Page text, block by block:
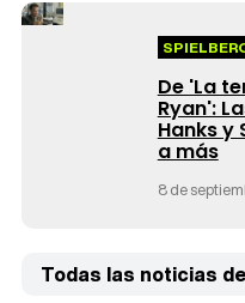
De 'La
Ryan':
Hanks y
a más
8 de
Todas las noticias